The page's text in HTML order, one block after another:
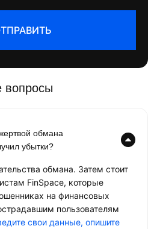
вопросы
обмана
убытки?
обмана. Затем стоит
FinSpace, которые
на финансовых
пользователям
свои данные, опишите